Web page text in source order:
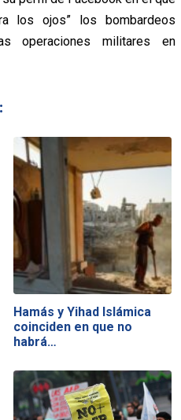
los ojos” los bombardeos
operaciones militares en
Hamás y Yihad Islámica
coinciden en que no
habrá…